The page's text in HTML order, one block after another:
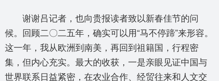
谢谢吕记者，也向贵报读者致以新春佳节的问
候。回顾二〇二五年，确实可以用“马不停蹄”来形容。
这一年，我从欧洲到南美，再回到祖籍国，行程密
集，但内心充实。最大的收获，一是亲眼见证中国与
世界联系日益紧密，在农业合作、经贸往来和人文交